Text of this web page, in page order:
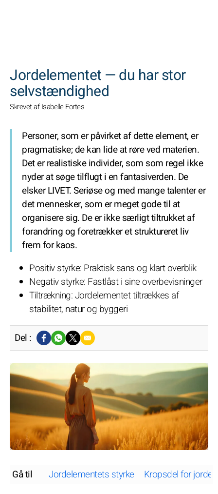
Jordelementet — du har stor
selvstændighed
Skrevet af Isabelle Fortes
Personer, som er påvirket af dette element, er
pragmatiske; de kan lide at røre ved materien.
Det er realistiske individer, som som regel ikke
nyder at søge tilflugt i en fantasiverden. De
elsker LIVET. Seriøse og med mange talenter er
det mennesker, som er meget gode til at
organisere sig. De er ikke særligt tiltrukket af
forandring og foretrækker et struktureret liv
frem for kaos.
Positiv styrke: Praktisk sans og klart overblik
Negativ styrke: Fastlåst i sine overbevisninger
Tiltrækning: Jordelementet tiltrækkes af
stabilitet, natur og byggeri
Del :
Gå til Jordelementets styrke Kropsdel for